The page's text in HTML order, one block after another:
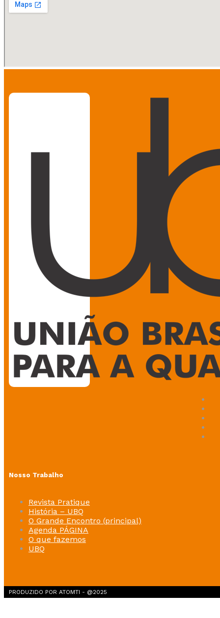
Nosso Trabalho
Revista Pratique
História – UBQ
O Grande Encontro (principal)
Agenda PÁGINA
O que fazemos
UBQ
PRODUZIDO POR ATOMTI - @2025